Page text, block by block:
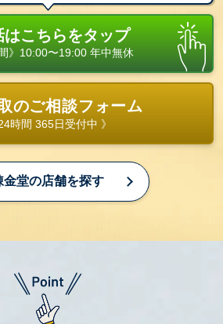
はこちらをタップ
》10:00〜19:00 年中無休
のご相談フォーム
24時間 365日受付中 》
金堂の店舗を探す